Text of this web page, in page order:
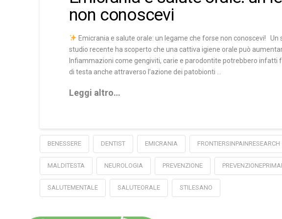
non conoscevi
Emicrania e salute orale: un legame che forse non conoscevi!
studio recente ha scoperto che una cattiva igiene orale può
Infiammazioni come gengiviti, carie e parodontite potrebbero infatti
di testa anche attraverso l’azione dei patobionti …
Leggi altro…
BENESSERE DENTIST EMICRANIA FRONTIERSINPAINRESEARCH
MALDITESTA NEUROLOGIA PREVENZIONE
SALUTEMENTALE SALUTEORALE STILESANO